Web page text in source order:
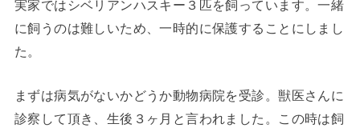
実家ではシベリアンハスキー３匹を飼っています。一緒
に飼うのは難しいため、一時的に保護することにしまし
た。
まずは病気がないかどうか動物病院を受診。獣医さんに
診察して頂き、生後３ヶ月と言われました。この時は飼